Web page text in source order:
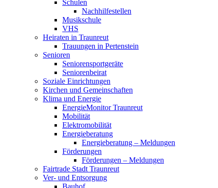
Schulen
Nachhilfestellen
Musikschule
VHS
Heiraten in Traunreut
Trauungen in Pertenstein
Senioren
Seniorensportgeräte
Seniorenbeirat
Soziale Einrichtungen
Kirchen und Gemeinschaften
Klima und Energie
EnergieMonitor Traunreut
Mobilität
Elektromobilität
Energieberatung
Energieberatung – Meldungen
Förderungen
Förderungen – Meldungen
Fairtrade Stadt Traunreut
Ver- und Entsorgung
Bauhof